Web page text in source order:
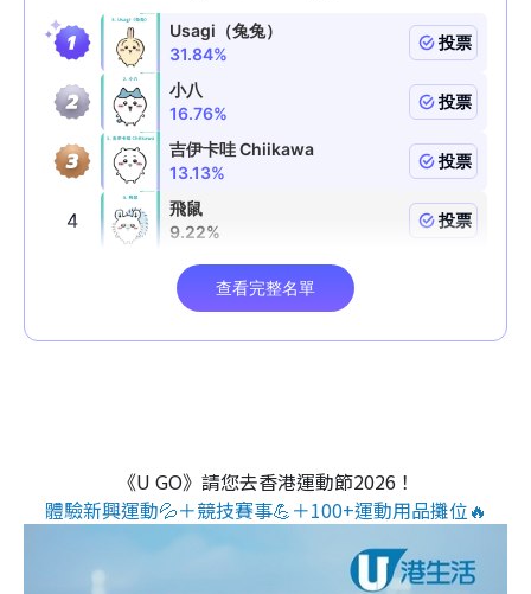
《U GO》請您去香港運動節2026！
體驗新興運動💦＋競技賽事💪＋100+運動用品攤位🔥